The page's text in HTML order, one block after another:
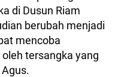
di Dusun Riam
berubah menjadi
mencoba
tersangka yang